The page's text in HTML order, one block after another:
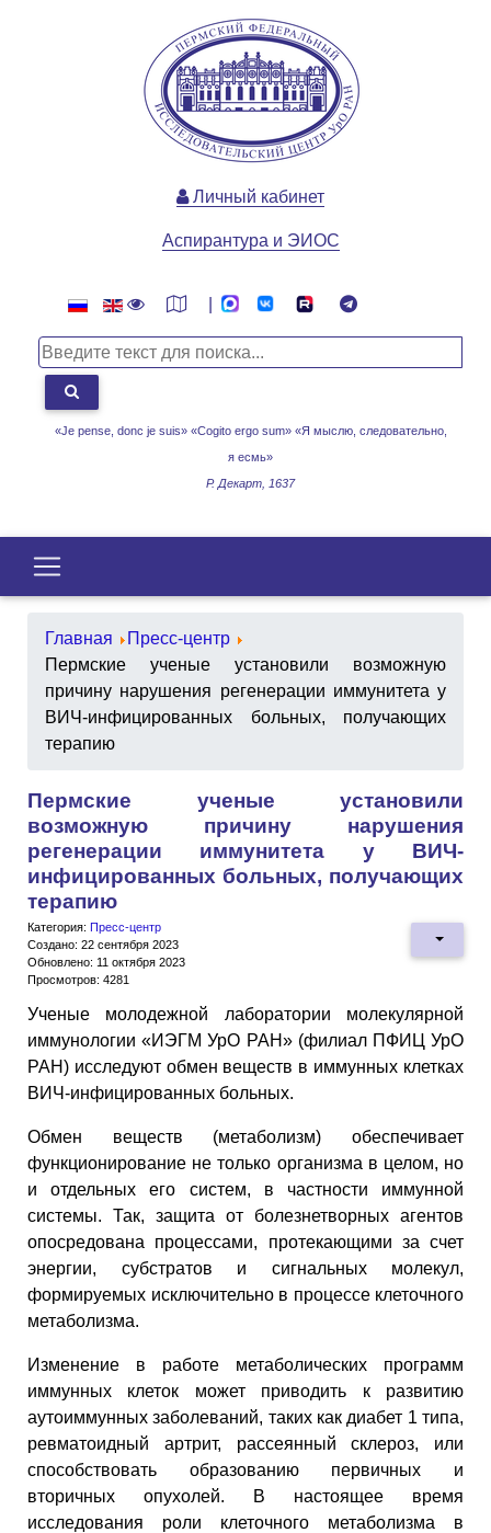
«Je pense, donc je suis» «Cogito ergo sum» «Я мыслю, следовательно,
я есмь»
Р. Декарт, 1637
Личный кабинет
Аспирантура и ЭИОС
Главная
Пресс-центр
Пермские ученые установили возможную
причину нарушения регенерации иммунитета у
ВИЧ-инфицированных больных, получающих
терапию
Пермские ученые установили
возможную причину нарушения
регенерации иммунитета у ВИЧ-
инфицированных больных, получающих
терапию
Категория: Пресс-центр
Создано: 22 сентября 2023
Обновлено: 11 октября 2023
Просмотров: 4281
Ученые молодежной лаборатории молекулярной
иммунологии «ИЭГМ УрО РАН» (филиал ПФИЦ УрО
РАН) исследуют обмен веществ в иммунных клетках
ВИЧ-инфицированных больных.
Обмен веществ (метаболизм) обеспечивает
функционирование не только организма в целом, но
и отдельных его систем, в частности иммунной
системы. Так, защита от болезнетворных агентов
опосредована процессами, протекающими за счет
энергии, субстратов и сигнальных молекул,
формируемых исключительно в процессе клеточного
метаболизма.
Изменение в работе метаболических программ
иммунных клеток может приводить к развитию
аутоиммунных заболеваний, таких как диабет 1 типа,
ревматоидный артрит, рассеянный склероз, или
способствовать образованию первичных и
вторичных опухолей. В настоящее время
исследования роли клеточного метаболизма в